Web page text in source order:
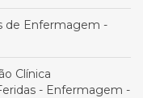
de Enfermagem -
Clínica
- Enfermagem -